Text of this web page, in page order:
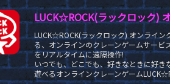
LUCK☆ROCK(ラックロック)
LUCK☆ROCK(ラックロック) オンライ
る、オンラインのクレーンゲームサービ
をリアルタイムに遠隔操作!
いつでも、どこでも、好きなときに好
遊べるオンラインクレーンゲーム